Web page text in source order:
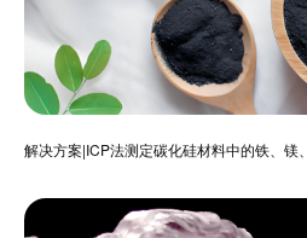
解决方案|ICP法测定碳化硅材料中的铁、镁